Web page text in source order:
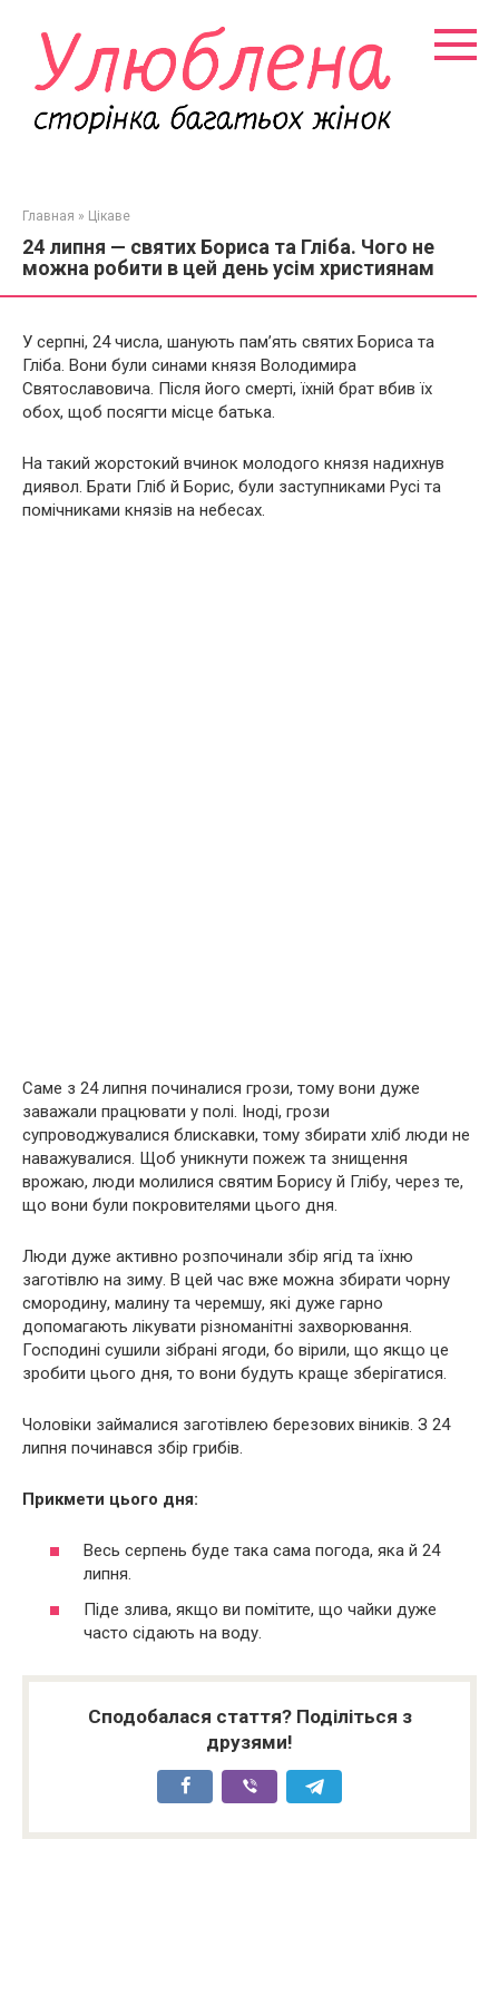
контенту
Главная » Цікаве
24 липня — святих Бориса та Гліба. Чого не
можна робити в цей день усім християнам
У серпні, 24 числа, шанують пам’ять святих Бориса та
Гліба. Вони були синами князя Володимира
Святославовича. Після його смерті, їхній брат вбив їх
обох, щоб посягти місце батька.
На такий жорстокий вчинок молодого князя надихнув
диявол. Брати Гліб й Борис, були заступниками Русі та
помічниками князів на небесах.
Саме з 24 липня починалися грози, тому вони дуже
заважали працювати у полі. Іноді, грози
супроводжувалися блискавки, тому збирати хліб люди не
наважувалися. Щоб уникнути пожеж та знищення
врожаю, люди молилися святим Борису й Глібу, через те,
що вони були покровителями цього дня.
Люди дуже активно розпочинали збір ягід та їхню
заготівлю на зиму. В цей час вже можна збирати чорну
смородину, малину та черемшу, які дуже гарно
допомагають лікувати різноманітні захворювання.
Господині сушили зібрані ягоди, бо вірили, що якщо це
зробити цього дня, то вони будуть краще зберігатися.
Чоловіки займалися заготівлею березових віників. З 24
липня починався збір грибів.
Прикмети цього дня:
Весь серпень буде така сама погода, яка й 24
липня.
Піде злива, якщо ви помітите, що чайки дуже
часто сідають на воду.
Сподобалася стаття? Поділіться з
друзями!